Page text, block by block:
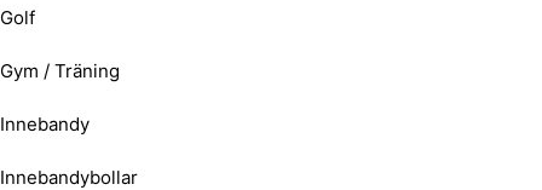
Golf
Gym / Träning
Innebandy
Innebandybollar